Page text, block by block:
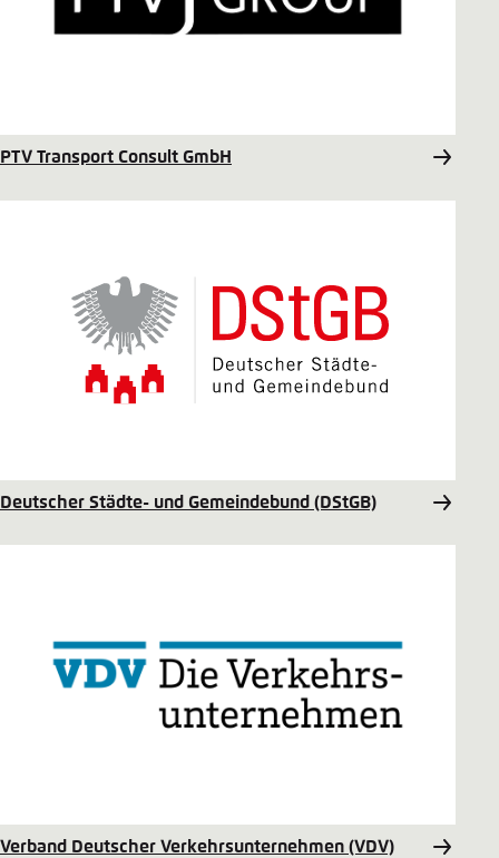
PTV Transport Consult GmbH
Deutscher Städte- und Gemeindebund (DStGB)
Verband Deutscher Verkehrsunternehmen (VDV)